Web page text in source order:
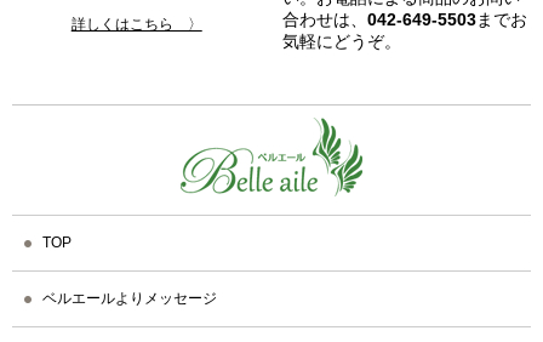
詳しくはこちら 〉
合わせは、 042-649-5503までお
気軽にどうぞ。
TOP
ベルエールよりメッセージ